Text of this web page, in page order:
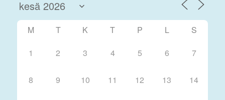
M T K T P L
S
1
2 3 4 5 6 7
8 9 10 11 12 13 14